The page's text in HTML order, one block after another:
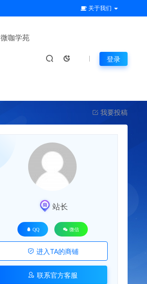
关于我们
微咖学苑
登录
我要投稿
站长
QQ 微信
进入TA的商铺
联系官方客服